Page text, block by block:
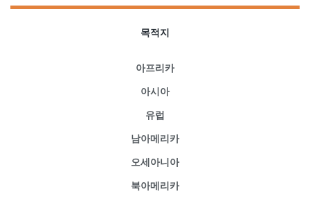
목적지
아프리카
아시아
유럽
남아메리카
오세아니아
북아메리카